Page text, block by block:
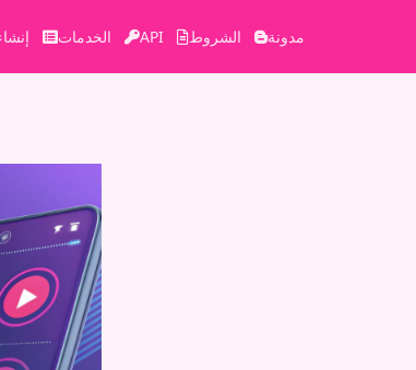
الخدمات API الشروط مدونة